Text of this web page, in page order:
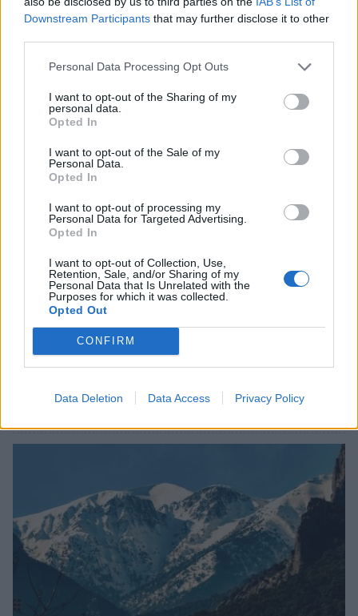
Downstream Participants that may further disclose it to other
Personal Data Processing Opt Outs
I want to opt-out of the Sharing of my
personal data.
Opted In
I want to opt-out of the Sale of my
Personal Data.
Opted In
I want to opt-out of processing my
Personal Data for Targeted Advertising.
Opted In
I want to opt-out of Collection, Use,
Retention, Sale, and/or Sharing of my
Personal Data that Is Unrelated with the
Purposes for which it was collected.
Opted Out
CONFIRM
Data Deletion Data Access Privacy Policy
Κυπαρισσία: Open Air προβολή του
βραβευμένου ντοκιμαντέρ «Ocean with David
Attenborough»
04/08/2026 11:36
Εμπρησμός Ευρωπαϊκής γης ή εμπρησμός της